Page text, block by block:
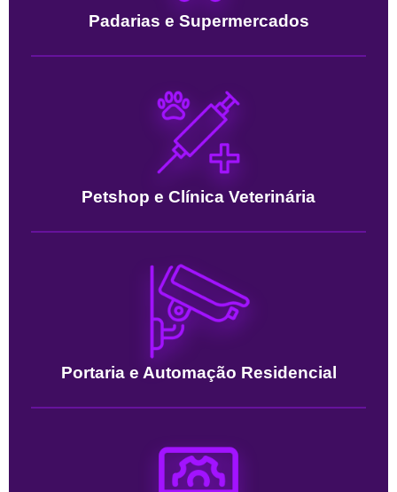
Padarias e Supermercados
Petshop e Clínica Veterinária
Portaria e Automação Residencial